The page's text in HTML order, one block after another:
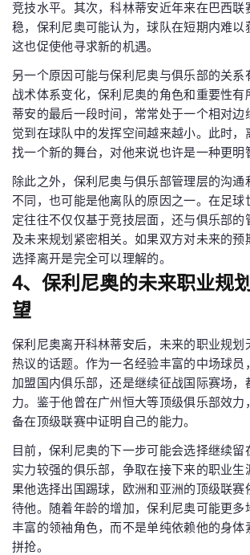
竞技水平。其次，科林蒂安近年来在巴西联
稳，保利尼奥可能认为，球队在短期内难以
这也促使他寻求新的机遇。
另一个原因可能与保利尼奥与俱乐部的关系
战术体系变化，保利尼奥的角色和重要性有
蒂安的最后一段时间，常常处于一个相对边
觉到在球队中的发挥空间越来越小。此时，
找一个新的舞台，对他来说也许是一种更明
除此之外，保利尼奥与俱乐部管理层的沟通
不同，也可能是他离队的原因之一。在足球
定往往不仅仅基于竞技层面，还与俱乐部的
及未来规划紧密相关。如果双方对未来的预
选择离开是完全可以理解的。
4、保利尼奥的未来职业规
望
保利尼奥离开科林蒂安后，未来的职业规划
热议的话题。作为一名经验丰富的中场球员
加盟国内俱乐部，还是继续征战国际赛场，
力。鉴于他曾在广州恒大等顶级俱乐部效力
备在顶级联赛中证明自己的能力。
目前，保利尼奥的下一步可能会选择继续
实力较强的俱乐部，争取在接下来的职业生
果他选择出国踢球，欧洲和亚洲的顶级联赛
待他。随着年龄的增加，保利尼奥可能更多
丰富的领袖角色，而不是单纯依赖他的身体
拼抢。